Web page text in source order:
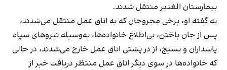
بیمارستان الغدیر منتقل شدند.
به گفته او، برخی مجروحان که به اتاق عمل منتقل می‌شدند،
پس از جان باختن، بی‌اطلاع خانواده‌ها، به‌وسیله نیروهای سپاه
پاسداران و بسیج، از در پشتی اتاق عمل خارج می‌شدند، در حالی
که خانواده‌ها در سوی دیگر اتاق عمل منتظر دریافت خبر از